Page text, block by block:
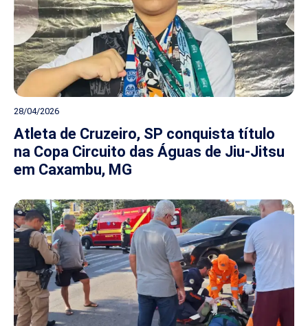
28/04/2026
Atleta de Cruzeiro, SP conquista título
na Copa Circuito das Águas de Jiu-Jitsu
em Caxambu, MG